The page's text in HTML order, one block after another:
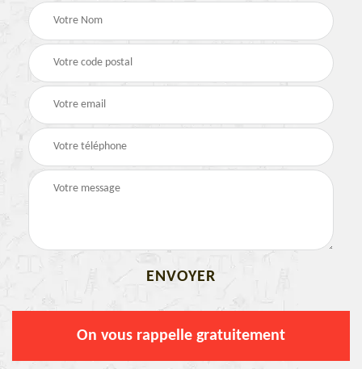
On vous rappelle gratuitement